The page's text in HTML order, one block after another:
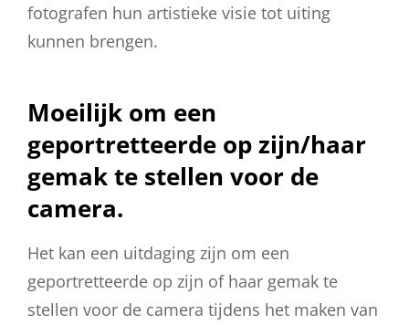
fotografen hun artistieke visie tot uiting
kunnen brengen.
Moeilijk om een
geportretteerde op zijn/haar
gemak te stellen voor de
camera.
Het kan een uitdaging zijn om een
geportretteerde op zijn of haar gemak te
stellen voor de camera tijdens het maken van